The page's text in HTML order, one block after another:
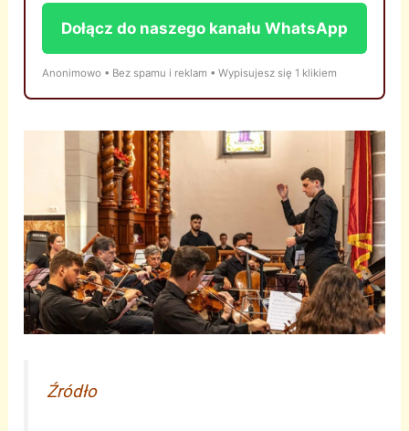
Dołącz do naszego kanału WhatsApp
Anonimowo • Bez spamu i reklam • Wypisujesz się 1 klikiem
Źródło